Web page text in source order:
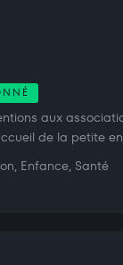
aux
de la petite
Enfance, Santé